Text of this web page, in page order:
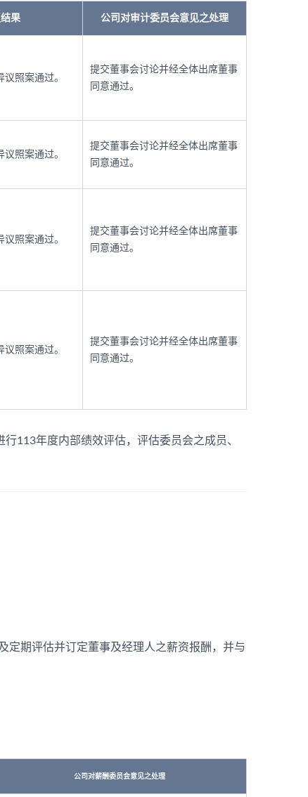
果 公司对审计委员会意见之处理
照案通过。
提交董事会讨论并经全体出席董事
同意通过。
照案通过。
提交董事会讨论并经全体出席董事
同意通过。
照案通过。
提交董事会讨论并经全体出席董事
同意通过。
照案通过。
提交董事会讨论并经全体出席董事
同意通过。
113年度内部绩效评估，评估委员会之成员、
定期评估并订定董事及经理人之薪资报酬，并与
公司对薪酬委员会意见之处理